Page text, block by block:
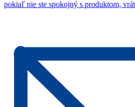
pokiaľ nie ste spokojný s produktom,